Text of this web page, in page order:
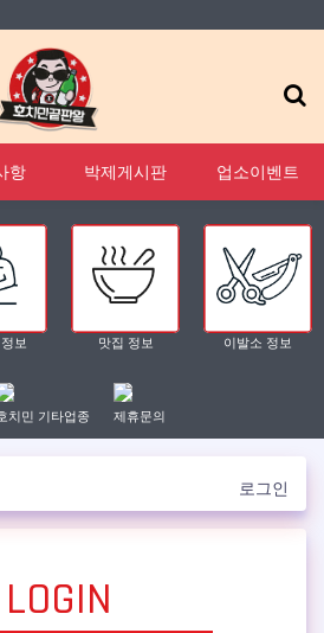
항 박제게시판 업소이벤트
보 맛집 정보 이발소 정보
치민 기타업종 제휴문의
로그인
LOGIN
음 신고모음 접속자